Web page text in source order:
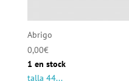
Abrigo
0,00€
1 en stock
talla 44...